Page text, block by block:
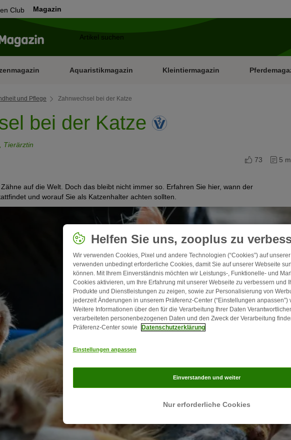
Club Magazin
Aquaristikmagazin Kleintiermagazin
und Pflege Zahnwechsel bei der Katze
bei der Katze
Tierärztin
73 5
auf die Welt. Doch das bleibt nicht immer so. Erfahren Sie hier, wann der
und worauf Sie als Katzenhalter achten sollten.
Helfen Sie uns, zooplus zu
Wir verwenden Cookies, Pixel und andere Technologien (“Cookies”) auf
verwenden unbedingt erforderliche Cookies, damit Sie auf unserer Webseite
können. Mit Ihrem Einverständnis möchten wir Leistungs-, Funktionelle- und
Cookies aktivieren, um Ihre Erfahrung mit unserer Webseite zu verbessern und
Produkte und Dienstleistungen zu zeigen, sowie zur Personalisierung von
jederzeit Änderungen in unserem Präferenz-Center (“Einstellungen anpassen”)
Weitere Informationen über den für die Verarbeitung Ihrer Daten
verarbeiteten personenbezogenen Daten und den Zweck der Verarbeitung
Präferenz-Center sowie
Datenschutzerklärung
Einstellungen anpassen
Nur erforderliche Cookies
Einverstanden und weiter